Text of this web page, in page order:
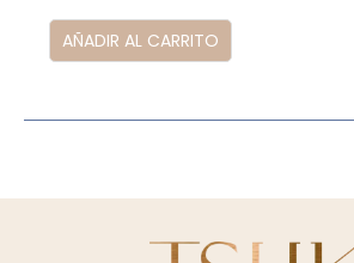
AÑADIR AL CARRITO